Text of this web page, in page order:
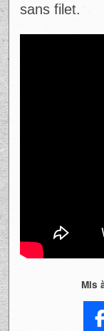
sans filet.
Mis